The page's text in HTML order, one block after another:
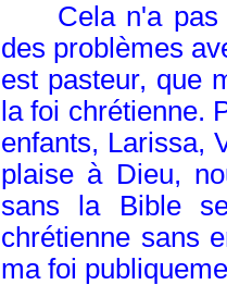
Cela n'a pas
des problèmes
est pasteur, que
la foi chrétienne.
enfants, Larissa,
plaise à Dieu,
sans la Bible
chrétienne sans
ma foi